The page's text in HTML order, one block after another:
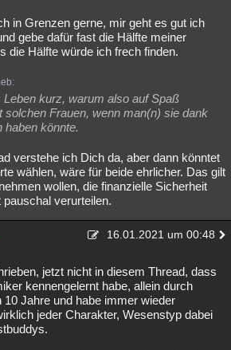
in Grenzen gerne, mir geht es gut ich
gebe dafür fast die Hälfte meiner
die Hälfte würde ich frech finden.
kurz, warum also auf Spaß
solchen Frauen, wenn man(n) sie dank
haben könnte.
verstehe ich Dich da, aber dann könntet
wählen, wäre für beide ehrlicher. Das gilt
wollen, die finanzielle Sicherheit
verurteilen.
16.01.2021 um 00:48
jetzt nicht in diesem Thread, dass
kennengelernt habe, allein durch
10 Jahre und habe immer wieder
jeder Charakter, Wesenstyp dabei